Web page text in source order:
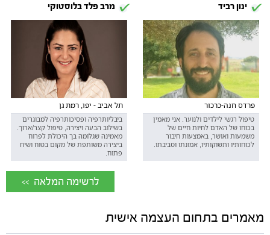
ינון רביד
פרדס חנה-כרכור
טיפול רגשי לילדים ולנוער. אני מאמין
בכוחו של האדם לחיות חיים של
משמעות ואושר, באמצעות חיבור
לכוחותיו ותשוקותיו, אמונתו וסביבתו.
מרב פלד בלוסטוקי
תל אביב - יפו, רמת גן
ביבליותרפיה ופסיכותרפיה למבוגרים
בשילוב הבעה ויצירה, טיפול קצר/ארוך.
מאמינה שגלומה בך היכולת לפרוח
ביצירה משותפת של מקום בטוח ושיח
פתוח.
<< לרשימה המלאה
מאמרים בתחום העצמה אישית